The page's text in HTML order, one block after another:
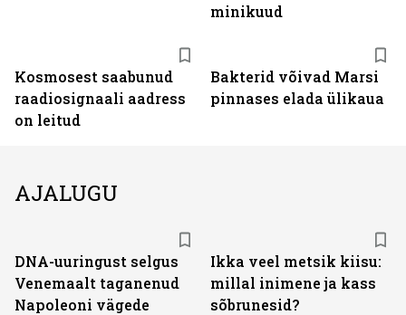
minikuud
Kosmosest saabunud
raadiosignaali aadress
on leitud
Bakterid võivad Marsi
pinnases elada ülikaua
AJALUGU
DNA-uuringust selgus
Venemaalt taganenud
Napoleoni vägede
Ikka veel metsik kiisu:
millal inimene ja kass
sõbrunesid?